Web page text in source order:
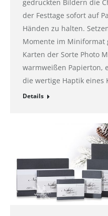
gedruckten Bildern die
der Festtage sofort auf
Händen zu halten.
Momente im Miniformat
Karten der Sorte Photo
warmweißen Papierton,
die wertige Haptik
Details